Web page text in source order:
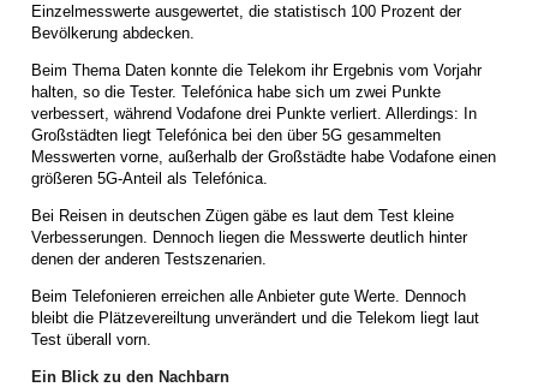
Einzelmesswerte ausgewertet, die statistisch 100 Prozent der
Bevölkerung abdecken.
Beim Thema Daten konnte die Telekom ihr Ergebnis vom Vorjahr
halten, so die Tester. Telefónica habe sich um zwei Punkte
verbessert, während Vodafone drei Punkte verliert. Allerdings: In
Großstädten liegt Telefónica bei den über 5G gesammelten
Messwerten vorne, außerhalb der Großstädte habe Vodafone einen
größeren 5G-Anteil als Telefónica.
Bei Reisen in deutschen Zügen gäbe es laut dem Test kleine
Verbesserungen. Dennoch liegen die Messwerte deutlich hinter
denen der anderen Testszenarien.
Beim Telefonieren erreichen alle Anbieter gute Werte. Dennoch
bleibt die Plätzevereiltung unverändert und die Telekom liegt laut
Test überall vorn.
Ein Blick zu den Nachbarn